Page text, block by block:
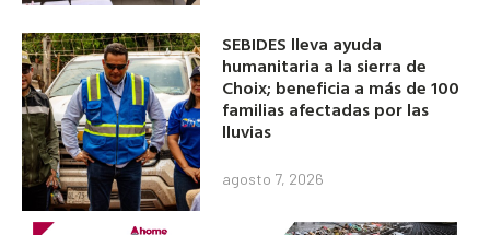
SEBIDES lleva ayuda
humanitaria a la sierra de
Choix; beneficia a más de 100
familias afectadas por las
lluvias
agosto 7, 2026